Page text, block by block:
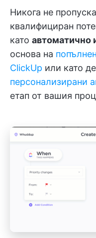
Никога не
квалифициран
като автоматично
основа на
ClickUp или като
персонализирани
етап от вашия